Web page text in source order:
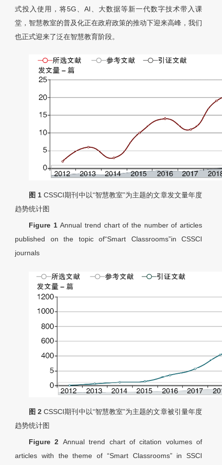
式投入使用，将5G、AI、大数据等新一代数字技术带入课
堂，智慧教室的普及化正在政府政策的推动下迎来高峰，我们
也正式迎来了泛在智慧教育阶段。
图 1CSSCI期刊中以“智慧教室”为主题的文章发文量年度
趋势统计图
Figure 1Annual trend chart of the number of articles
published on the topic of“Smart Classrooms”in CSSCI
journals
图 2CSSCI期刊中以“智慧教室”为主题的文章被引量年度
趋势统计图
Figure 2 Annual trend chart of citation volumes of
articles with the theme of “Smart Classrooms” in SSCI